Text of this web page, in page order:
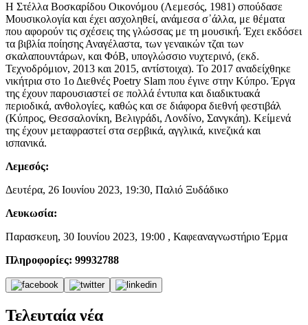
Η Στέλλα Βοσκαρίδου Οικονόμου (Λεμεσός, 1981) σπούδασε
Μουσικολογία και έχει ασχοληθεί, ανάμεσα σ᾽άλλα, με θέματα
που αφορούν τις σχέσεις της γλώσσας με τη μουσική. Έχει εκδόσει
τα βιβλία ποίησης Αναγέλαστα, των γεναικών τζαι των
σκαλαπουντάρων, και ΦόΒ, υπογλώσσιο νυχτερινό, (εκδ.
Τεχνοδρόμιον, 2013 και 2015, αντίστοιχα). Το 2017 αναδείχθηκε
νικήτρια στο 1ο Διεθνές Poetry Slam που έγινε στην Κύπρο. Έργα
της έχουν παρουσιαστεί σε πολλά έντυπα και διαδικτυακά
περιοδικά, ανθολογίες, καθώς και σε διάφορα διεθνή φεστιβάλ
(Κύπρος, Θεσσαλονίκη, Βελιγράδι, Λονδίνο, Σανγκάη). Κείμενά
της έχουν μεταφραστεί στα σερβικά, αγγλικά, κινεζικά και
ισπανικά.
Λεμεσός:
Δευτέρα, 26 Ιουνίου 2023, 19:30, Παλιό Ξυδάδικο
Λευκωσία:
Παρασκευη, 30 Ιουνίου 2023, 19:00 , Καφεαναγνωστήριο Έρμα
Πληροφορίες: 99932788
Τελευταία νέα